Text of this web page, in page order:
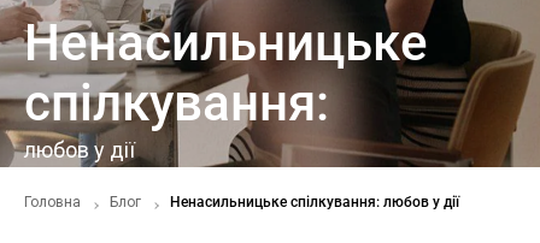
Ненасильницьке
спілкування:
любов у дії
Головна Блог Ненасильницьке спілкування: любов у дії